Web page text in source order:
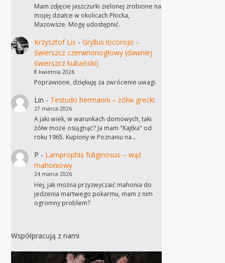
Mam zdjęcie jaszczurki zielonej zrobione na
mojej działce w okolicach Płocka,
Mazowsze. Mogę udostępnić.
Krzysztof Lis - Gryllus locorojo –
świerszcz czerwnonogłowy (dawniej
świerszcz kubański)
8 kwietnia 2026
Poprawione, dziękuję za zwrócenie uwagi.
Lin - Testudo hermanni – żółw grecki
27 marca 2026
A jaki wiek, w warunkach domowych, taki
żółw może osiągnąć? Ja mam "Kajtka" od
roku 1965. Kupiony w Poznaniu na…
P - Lamprophis fuliginosus – wąż
mahoniowy
24 marca 2026
Hej, jak można przyzwyczaić mahonia do
jedzenia martwego pokarmu, mam z nim
ogromny problem?
Współpracują z nami